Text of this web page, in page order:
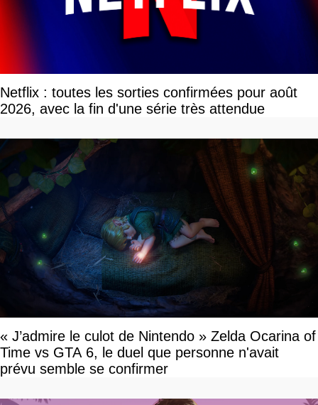
Netflix : toutes les sorties confirmées pour août
2026, avec la fin d'une série très attendue
« J’admire le culot de Nintendo » Zelda Ocarina of
Time vs GTA 6, le duel que personne n'avait
prévu semble se confirmer